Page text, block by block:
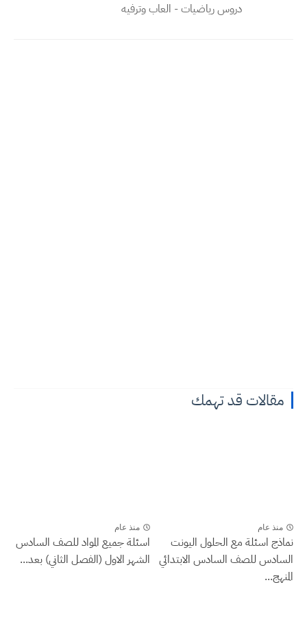
دروس رياضيات - العاب وترفيه
مقالات قد تهمك
منذ عام
نماذج اسئلة مع الحلول اليونت
السادس للصف السادس الابتدائي
المنهج...
منذ عام
اسئلة جميع المواد للصف السادس
الشهر الاول (الفصل الثاني) بعد...